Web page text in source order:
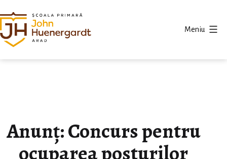
la
conținut
Meniu
Anunț: Concurs pentru
ocuparea posturilor